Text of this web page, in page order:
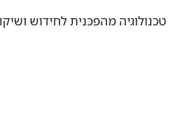
טכנולוגיה מהפכנית לחידוש